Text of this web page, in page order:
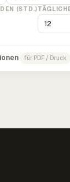
(STD.)
für PDF / Druck